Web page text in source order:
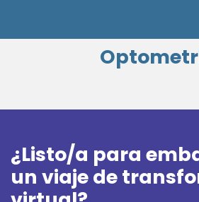
¿Listo/a para
un viaje de